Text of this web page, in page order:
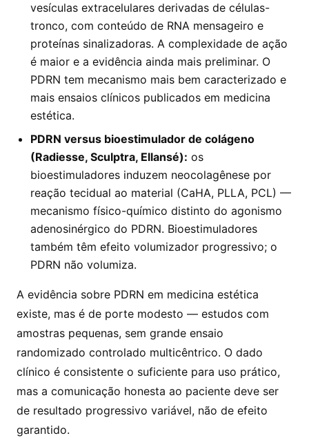
vesículas extracelulares derivadas de células-
tronco, com conteúdo de RNA mensageiro e
proteínas sinalizadoras. A complexidade de ação
é maior e a evidência ainda mais preliminar. O
PDRN tem mecanismo mais bem caracterizado e
mais ensaios clínicos publicados em medicina
estética.
PDRN versus bioestimulador de colágeno
(Radiesse, Sculptra, Ellansé): os
bioestimuladores induzem neocolagênese por
reação tecidual ao material (CaHA, PLLA, PCL) —
mecanismo físico-químico distinto do agonismo
adenosinérgico do PDRN. Bioestimuladores
também têm efeito volumizador progressivo; o
PDRN não volumiza.
A evidência sobre PDRN em medicina estética
existe, mas é de porte modesto — estudos com
amostras pequenas, sem grande ensaio
randomizado controlado multicêntrico. O dado
clínico é consistente o suficiente para uso prático,
mas a comunicação honesta ao paciente deve ser
de resultado progressivo variável, não de efeito
garantido.